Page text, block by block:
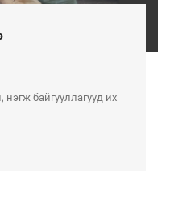
байгууллагууд их